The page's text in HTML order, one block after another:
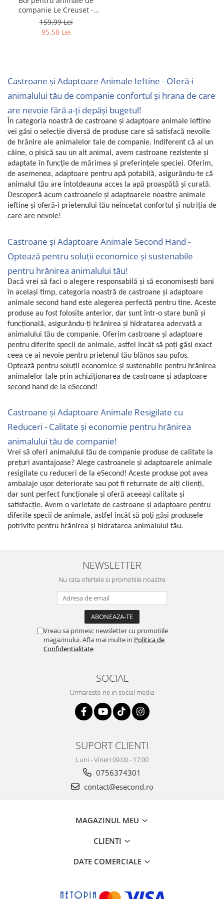
Uscatoare rufe
Utilaje si materiale de constructii
Laptop, Tablete & Telefoane
Telefoane Mobile & accesorii
Wearable & Gadgeturi
Electrocasnice & Climatizare
Accesorii si piese masini spalat
rufe si uscatoare
Accesorii si piese masini spalat
vase
Aparate Frigorifice
Aparate Racire Aer
Aragaze si cuptoare cu microunde
Climatizare & sisteme de incalzire
Electrocasnice pentru Bucatarie
Ingrijire Locuinta
Purificatoare de aer
Fashion
Bijuterii
Ceasuri barbatesti
Ceasuri dama
Cutii, curele si accesorii ceasuri
Genti si accesorii barbati
Genti si accesorii femei
Imbracaminte barbati
Imbracaminte femei
Imbracaminte si Incaltaminte copii
Incaltaminte femei
Ochelari de soare
Ochelari de vedere
Gaming, Carti & Birotica
Birotica & Papetarie
Console, Jocuri & Accesorii
Ingrijire personala & Cosmetice
Accesorii aparate de ras electrice
Accesorii aparate hair styling
personala
Articole Sanatate si Wellness
Cosmetice si produse ingrijire
Jucarii, Copii & Bebe
Camera copilului
Castroane si adapatori animale
Igiena animale de companie
Mobila si transport animale de
PC, Periferice & Software
Imprimante, Scanere &
companie Le Creuset -
RESIGILAT
159,99 Lei
95,58 Lei
Castroane și Adaptoare Animale Ieftine - Oferă-i
animalului tău de companie confortul și hrana de care
are nevoie fără a-ți depăși bugetul!
În categoria noastră de castroane și adaptoare animale ieftine
vei găsi o selecție diversă de produse care să satisfacă nevoile
de hrănire ale animalelor tale de companie. Indiferent că ai un
câine, o pisică sau un alt animal, avem castroane rezistente și
adaptate în funcție de mărimea și preferințele speciei. Oferim,
de asemenea, adaptoare pentru apă potabilă, asigurându-te că
animalul tău are întotdeauna acces la apă proaspătă și curată.
Descoperă acum castroanele și adaptoarele noastre animale
ieftine și oferă-i prietenului tău neîncetat confortul și nutriția de
care are nevoie!
Castroane și Adaptoare Animale Second Hand -
Optează pentru soluții economice și sustenabile
pentru hrănirea animalului tău!
Dacă vrei să faci o alegere responsabilă și să economisești bani
în același timp, categoria noastră de castroane și adaptoare
animale second hand este alegerea perfectă pentru tine. Aceste
produse au fost folosite anterior, dar sunt într-o stare bună și
funcțională, asigurându-ți hrănirea și hidratarea adecvată a
animalului tău de companie. Oferim castroane și adaptoare
pentru diferite specii de animale, astfel încât să poți găsi exact
ceea ce ai nevoie pentru prietenul tău blănos sau pufos.
Optează pentru soluții economice și sustenabile pentru hrănirea
animalelor tale prin achiziționarea de castroane și adaptoare
second hand de la eSecond!
Castroane și Adaptoare Animale Resigilate cu
Reduceri - Calitate și economie pentru hrănirea
animalului tău de companie!
Vrei să oferi animalului tău de companie produse de calitate la
prețuri avantajoase? Alege castroanele și adaptoarele animale
resigilate cu reduceri de la eSecond! Aceste produse pot avea
ambalaje ușor deteriorate sau pot fi returnate de alți clienți,
dar sunt perfect funcționale și oferă aceeași calitate și
satisfacție. Avem o varietate de castroane și adaptoare pentru
diferite specii de animale, astfel încât să poți găsi produsele
potrivite pentru hrănirea și hidratarea animalului tău.
NEWSLETTER
Nu rata ofertele si promotiile noastre
Vreau sa primesc newsletter cu promotiile
magazinului. Afla mai multe in Politica de
Confidentialitate
SOCIAL
Urmareste-ne in social media
SUPORT CLIENTI
Luni - Vineri 09:00 - 17:00
0756374301
contact@esecond.ro
MAGAZINUL MEU
CLIENTI
DATE COMERCIALE